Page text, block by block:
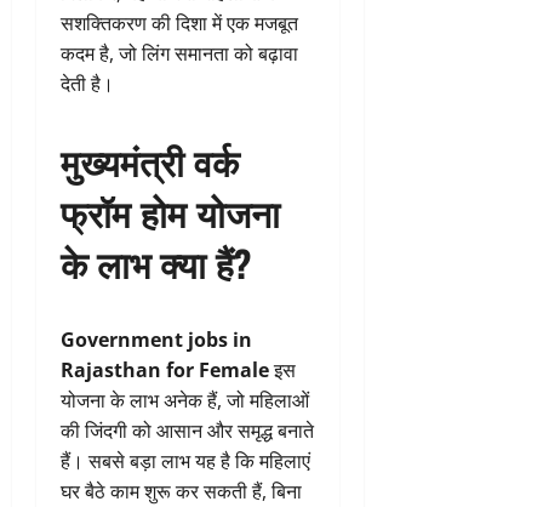
सशक्तिकरण की दिशा में एक मजबूत
कदम है, जो लिंग समानता को बढ़ावा
देती है।
मुख्यमंत्री वर्क
फ्रॉम होम योजना
के लाभ क्या हैं?
Government jobs in
Rajasthan for Femaleइस
योजना के लाभ अनेक हैं, जो महिलाओं
की जिंदगी को आसान और समृद्ध बनाते
हैं। सबसे बड़ा लाभ यह है कि महिलाएं
घर बैठे काम शुरू कर सकती हैं, बिना